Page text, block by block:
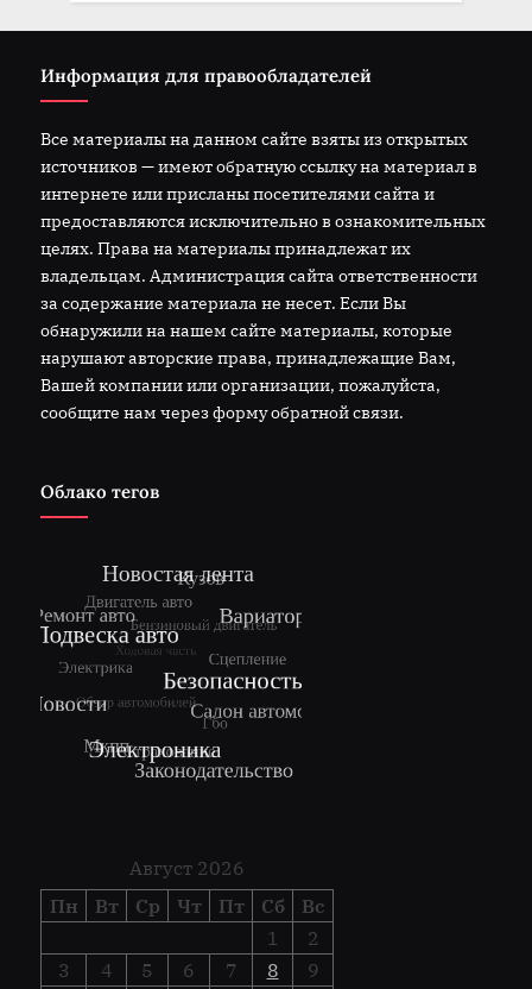
Информация для правообладателей
Все материалы на данном сайте взяты из открытых
источников — имеют обратную ссылку на материал в
интернете или присланы посетителями сайта и
предоставляются исключительно в ознакомительных
целях. Права на материалы принадлежат их
владельцам. Администрация сайта ответственности
за содержание материала не несет. Если Вы
обнаружили на нашем сайте материалы, которые
нарушают авторские права, принадлежащие Вам,
Вашей компании или организации, пожалуйста,
сообщите нам через форму обратной связи.
Облако тегов
Август 2026
Пн
Вт Ср Чт Пт Сб
Вс
1
2
3
4 5 6 7 8 9